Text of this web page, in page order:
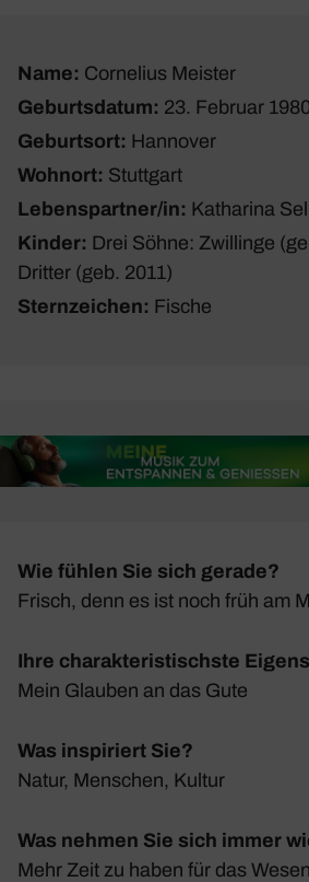
Name: Corne­lius Meister
Geburtsdatum: 23. Februar
Geburtsort: Hannover
Wohnort: Stutt­gart
Lebenspartner/in: Katha­rina
Kinder: Drei Söhne: Zwil­linge
Dritter (geb. 2011)
Sternzeichen: Fische
Wie fühlen Sie sich gerade?
Frisch, denn es ist noch früh am
Ihre charakteristischste
Mein Glauben an das Gute
Was inspiriert Sie?
Natur, Menschen, Kultur
Was nehmen Sie sich immer
Mehr Zeit zu haben für das